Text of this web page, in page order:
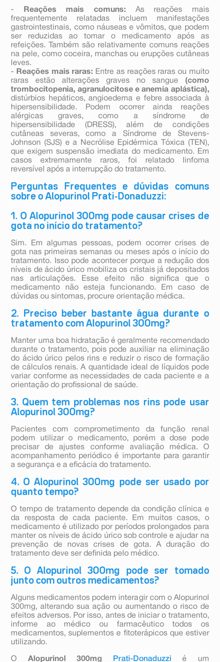
- Reações mais comuns: As reações mais
frequentemente relatadas incluem manifestações
gastrointestinais, como náuseas e vômitos, que podem
ser reduzidas ao tomar o medicamento após as
refeições. Também são relativamente comuns reações
na pele, como coceira, manchas ou erupções cutâneas
leves.
- Reações mais raras: Entre as reações raras ou muito
raras estão alterações graves no sangue (como
trombocitopenia, agranulocitose e anemia aplástica),
distúrbios hepáticos, angioedema e febre associada à
hipersensibilidade. Podem ocorrer ainda reações
alérgicas graves, como a síndrome de
hipersensibilidade (DRESS), além de condições
cutâneas severas, como a Síndrome de Stevens-
Johnson (SJS) e a Necrólise Epidérmica Tóxica (TEN),
que exigem suspensão imediata do medicamento. Em
casos extremamente raros, foi relatado linfoma
reversível após a interrupção do tratamento.
Perguntas Frequentes e dúvidas comuns
sobre o Alopurinol Prati-Donaduzzi:
1. O Alopurinol 300mg pode causar crises de
gota no início do tratamento?
Sim. Em algumas pessoas, podem ocorrer crises de
gota nas primeiras semanas ou meses após o início do
tratamento. Isso pode acontecer porque a redução dos
níveis de ácido úrico mobiliza os cristais já depositados
nas articulações. Esse efeito não significa que o
medicamento não esteja funcionando. Em caso de
dúvidas ou sintomas, procure orientação médica.
2. Preciso beber bastante água durante o
tratamento com Alopurinol 300mg?
Manter uma boa hidratação é geralmente recomendado
durante o tratamento, pois pode auxiliar na eliminação
do ácido úrico pelos rins e reduzir o risco de formação
de cálculos renais. A quantidade ideal de líquidos pode
variar conforme as necessidades de cada paciente e a
orientação do profissional de saúde.
3. Quem tem problemas nos rins pode usar
Alopurinol 300mg?
Pacientes com comprometimento da função renal
podem utilizar o medicamento, porém a dose pode
precisar de ajustes conforme avaliação médica. O
acompanhamento periódico é importante para garantir
a segurança e a eficácia do tratamento.
4. O Alopurinol 300mg pode ser usado por
quanto tempo?
O tempo de tratamento depende da condição clínica e
da resposta de cada paciente. Em muitos casos, o
medicamento é utilizado por períodos prolongados para
manter os níveis de ácido úrico sob controle e ajudar na
prevenção de novas crises de gota. A duração do
tratamento deve ser definida pelo médico.
5. O Alopurinol 300mg pode ser tomado
junto com outros medicamentos?
Alguns medicamentos podem interagir com o Alopurinol
300mg, alterando sua ação ou aumentando o risco de
efeitos adversos. Por isso, antes de iniciar o tratamento,
informe ao médico ou farmacêutico todos os
medicamentos, suplementos e fitoterápicos que estiver
utilizando.
O Alopurinol 300mg Prati-Donaduzzi é um